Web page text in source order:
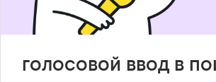
голосовой ввод в